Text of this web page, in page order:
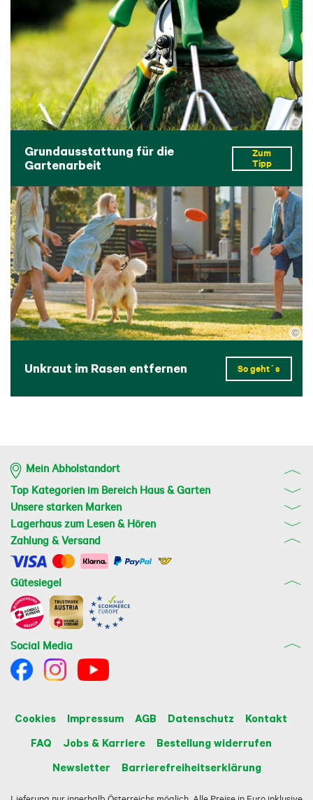
Grundausstattung für die
Gartenarbeit
Zum
Tipp
©
Unkraut im Rasen entfernen So geht´s
©
Mein Abholstandort
Top Kategorien im Bereich Haus & Garten
Unsere starken Marken
Lagerhaus zum Lesen & Hören
Zahlung & Versand
Gütesiegel
Social Media
Cookies Impressum AGB Datenschutz
Kontakt
FAQ
Jobs & Karriere
Bestellung widerrufen
Newsletter
Barrierefreiheitserklärung